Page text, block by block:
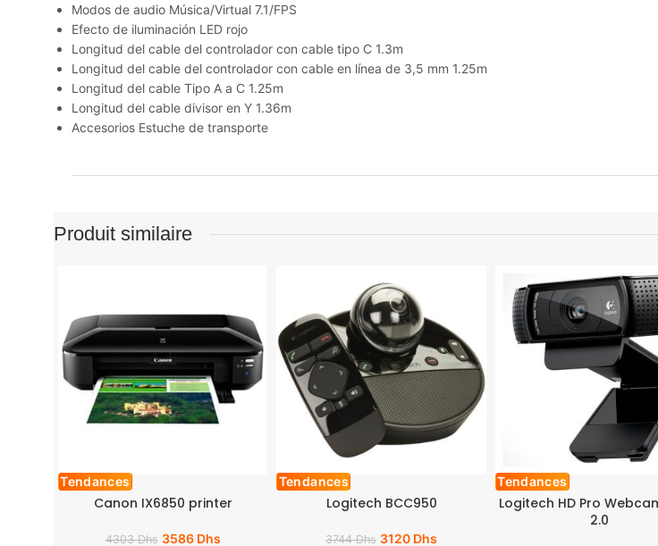
Modos de audio Música/Virtual 7.1/FPS
Efecto de iluminación LED rojo
Longitud del cable del controlador con cable tipo C 1.3m
Longitud del cable del controlador con cable en línea de 3,5 mm 1.25m
Longitud del cable Tipo A a C 1.25m
Longitud del cable divisor en Y 1.36m
Accesorios Estuche de transporte
Produit similaire
Tendances
Canon IX6850 printer
4303Dhs 3586 Dhs
Tendances
Logitech BCC950
3744Dhs 3120 Dhs
Tendances
Logitech HD Pro
2.0